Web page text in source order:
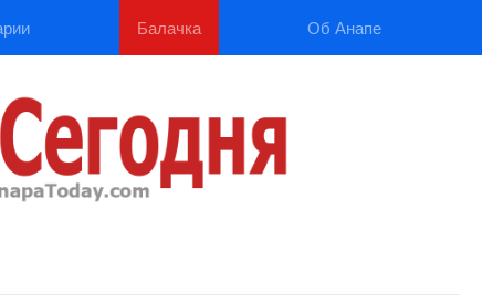
Балачка Об Анапе